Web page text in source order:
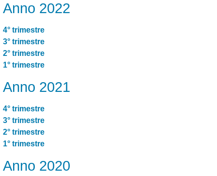
Anno 2022
4° trimestre
3° trimestre
2° trimestre
1° trimestre
Anno 2021
4° trimestre
3° trimestre
2° trimestre
1° trimestre
Anno 2020